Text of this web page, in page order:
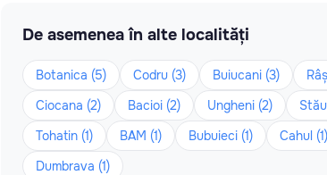
De asemenea în alte localități
Botanica (5) Codru (3) Buiucani (3)
Ciocana (2)
Bacioi (2) Ungheni (2)
Tohatin (1)
BAM (1) Bubuieci (1) Cahul (1)
Dumbrava (1)